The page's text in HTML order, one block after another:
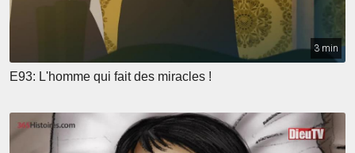
3 min
E93: L'homme qui fait des miracles !